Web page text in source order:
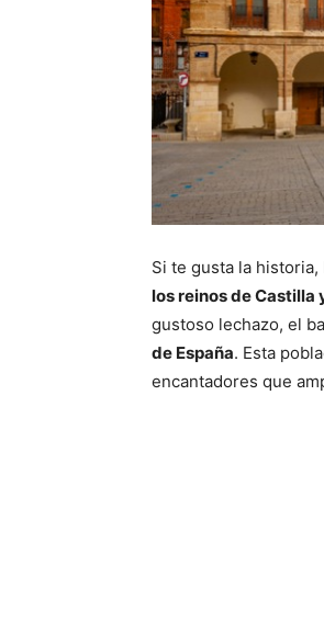
Si te gusta la
los reinos de Castilla
gustoso lechazo, el
de España. Esta
encantadores que